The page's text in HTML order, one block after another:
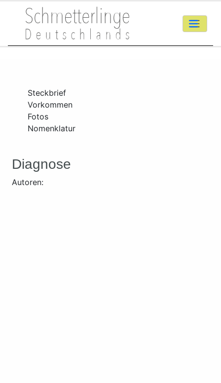
Steckbrief
Vorkommen
Fotos
Nomenklatur
Diagnose
Autoren: